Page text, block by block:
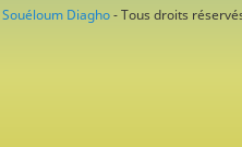
Souéloum Diagho- Tous droits